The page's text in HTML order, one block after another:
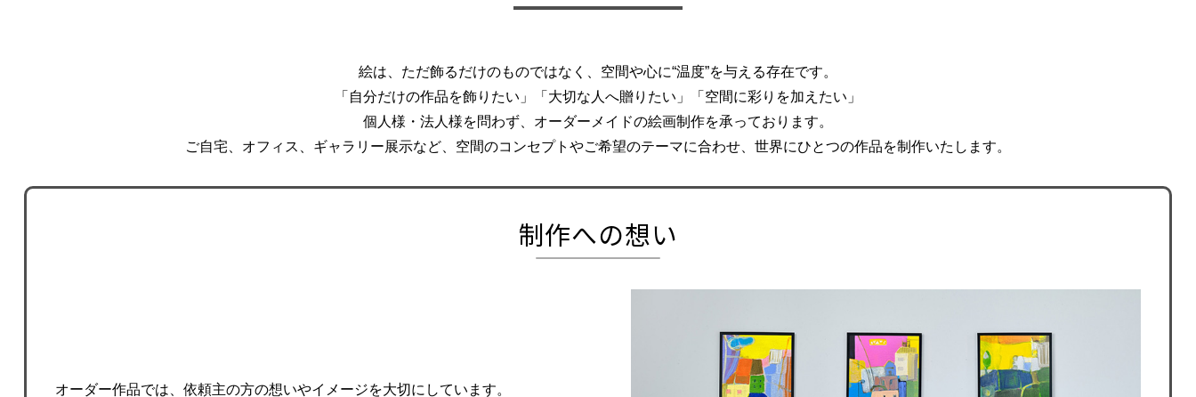
絵は、ただ飾るだけのものではなく、空間や心に“温度”を与える存在です。
「自分だけの作品を飾りたい」「大切な人へ贈りたい」「空間に彩りを加えたい」
個人様・法人様を問わず、オーダーメイドの絵画制作を承っております。
ご自宅、オフィス、ギャラリー展示など、空間のコンセプトやご希望のテーマに合わせ、世界にひとつの作品を制作いたします。
制作への想い
オーダー作品では、依頼主の方の想いやイメージを大切にしています。